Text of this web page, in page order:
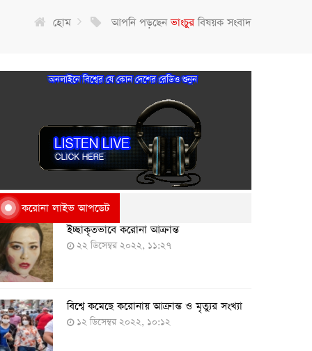
হোম আপনি পড়ছেনভাংচুরবিষয়ক সংবাদ
অনলাইনে বিশ্বের যে কোন দেশের রেডিও শুনুন
করোনা লাইভ আপডেট
ইচ্ছাকৃতভাবে করোনা আক্রান্ত
২২ ডিসেম্বর ২০২২, ১১:২৭
বিশ্বে কমেছে করোনায় আক্রান্ত ও মৃত্যুর সংখ্যা
১২ ডিসেম্বর ২০২২, ১০:১২